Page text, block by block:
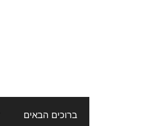
ברוכים הבאים